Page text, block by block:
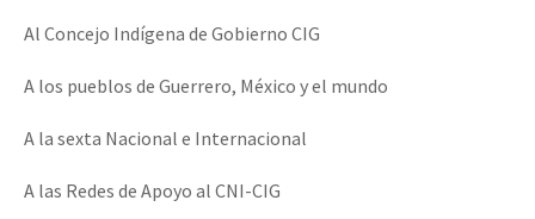
Niñxs
ETIQUETAS
Se o México sabe, que o mundo saiba! Nossas lutas pela
[25 abr – CDMX] Tokín por el CNI: 30 años de Resistencia y
Al Concejo Indígena de Gobierno CIG
A los pueblos de Guerrero, México y el mundo
A la sexta Nacional e Internacional
A las Redes de Apoyo al CNI-CIG